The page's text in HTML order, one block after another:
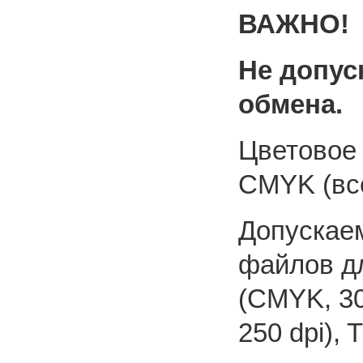
ВАЖНО!
Не
обмена.
Цветовое
CMYK
файлов
(CMYK,
250 dpi),